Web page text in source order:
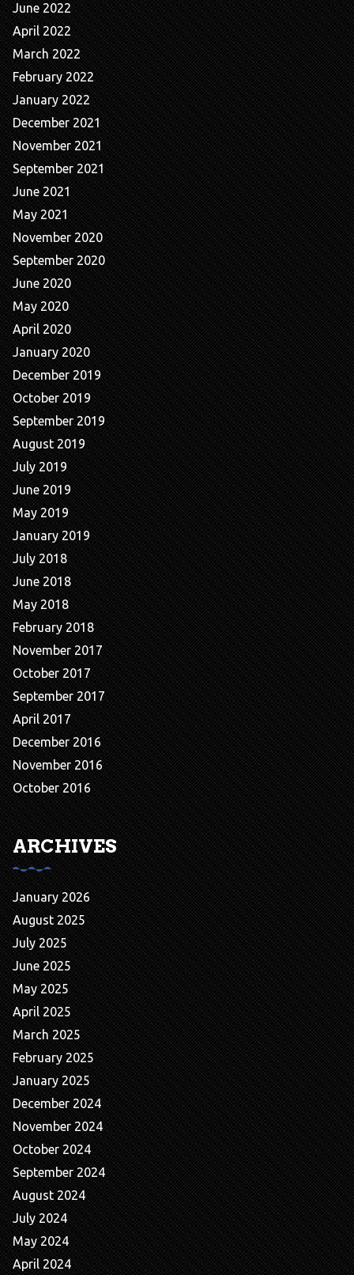
June 2022
April 2022
March 2022
February 2022
January 2022
December 2021
November 2021
September 2021
June 2021
May 2021
November 2020
September 2020
June 2020
May 2020
April 2020
January 2020
December 2019
October 2019
September 2019
August 2019
July 2019
June 2019
May 2019
January 2019
July 2018
June 2018
May 2018
February 2018
November 2017
October 2017
September 2017
April 2017
December 2016
November 2016
October 2016
ARCHIVES
January 2026
August 2025
July 2025
June 2025
May 2025
April 2025
March 2025
February 2025
January 2025
December 2024
November 2024
October 2024
September 2024
August 2024
July 2024
May 2024
April 2024